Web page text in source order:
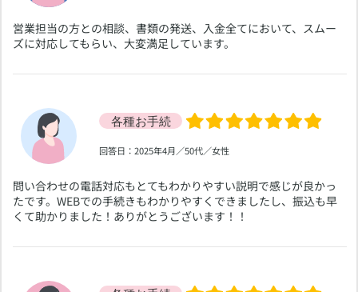
​営業担当の方との相談、書類の発送、入金全てにおいて、スムー
ズに対応してもらい、大変満足しています。
​回答日：2025年4月／50代／女性
​問い合わせの電話対応もとてもわかりやすい説明で感じが良かっ
たです。WEBでの手続きもわかりやすくできましたし、振込も早
くて助かりました！ありがとうございます！！